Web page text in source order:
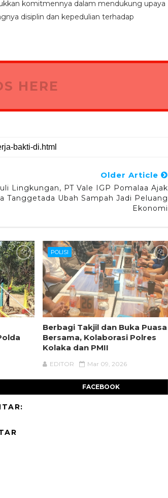
komitmennya dalam mendukung upaya
disiplin dan kepedulian terhadap
HERE
Older Article
Lingkungan, PT Vale IGP Pomalaa Ajak
Tanggetada Ubah Sampah Jadi Peluang
Ekonomi
POLISI
Berbagi Takjil dan Buka Puasa
Bersama, Kolaborasi Polres
Kolaka dan PMII
EDITOR Mar 09, 2026
FACEBOOK